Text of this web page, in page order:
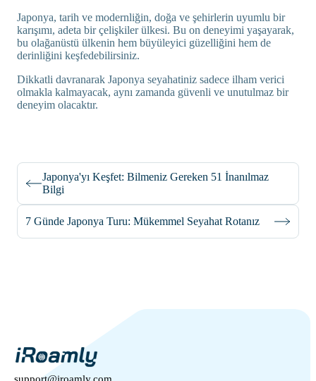
Japonya, tarih ve modernliğin, doğa ve şehirlerin uyumlu bir
karışımı, adeta bir çelişkiler ülkesi. Bu on deneyimi yaşayarak,
bu olağanüstü ülkenin hem büyüleyici güzelliğini hem de
derinliğini keşfedebilirsiniz.
Dikkatli davranarak Japonya seyahatiniz sadece ilham verici
olmakla kalmayacak, aynı zamanda güvenli ve unutulmaz bir
deneyim olacaktır.
Japonya'yı Keşfet: Bilmeniz Gereken 51 İnanılmaz
Bilgi
7 Günde Japonya Turu: Mükemmel Seyahat Rotanız